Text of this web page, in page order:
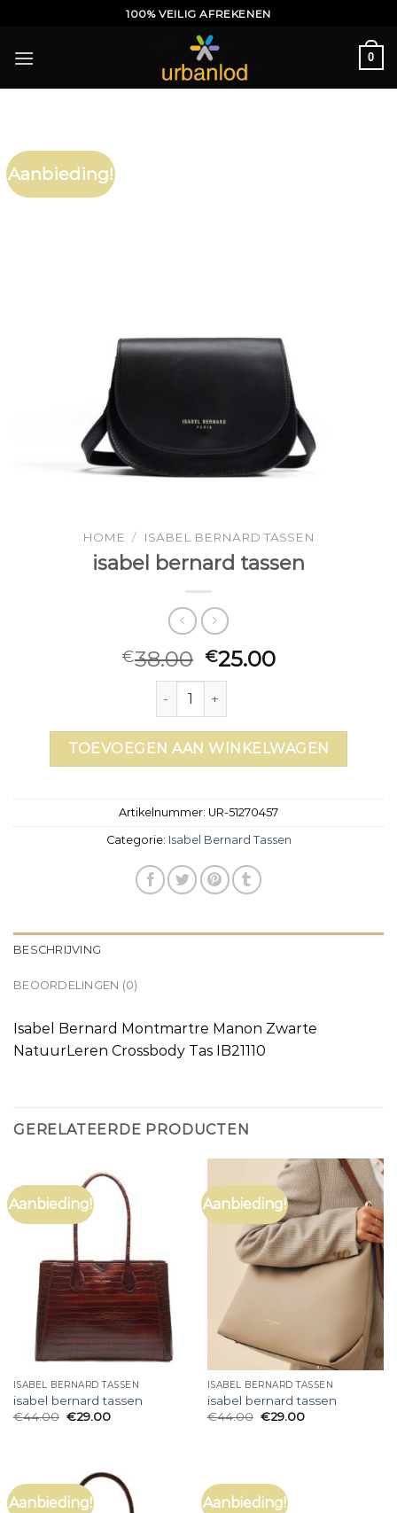
inhoud
100% VEILIG AFREKENEN
0
Aanbieding!
HOME / ISABEL BERNARD TASSEN
isabel bernard tassen
€38.00 €25.00
isabel bernard tassen aantal
TOEVOEGEN AAN WINKELWAGEN
Artikelnummer: UR-51270457
Categorie: Isabel Bernard Tassen
BESCHRIJVING
BEOORDELINGEN (0)
Isabel Bernard Montmartre Manon Zwarte
NatuurLeren Crossbody Tas IB21110
GERELATEERDE PRODUCTEN
Aanbieding!
ISABEL BERNARD TASSEN
isabel bernard tassen
€44.00 €29.00
Aanbieding!
ISABEL BERNARD TASSEN
isabel bernard tassen
€44.00 €29.00
Aanbieding! Aanbieding!